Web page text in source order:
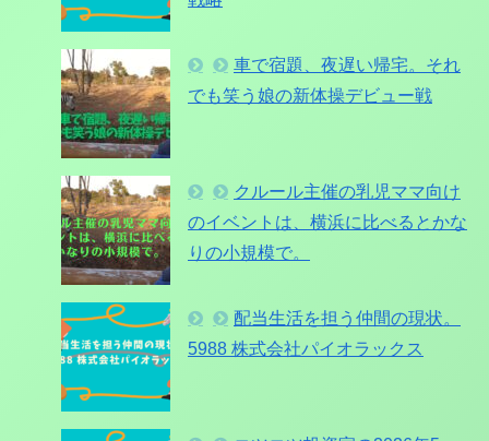
車で宿題、夜遅い帰宅。それ
でも笑う娘の新体操デビュー戦
クルール主催の乳児ママ向け
のイベントは、横浜に比べるとかな
りの小規模で。
配当生活を担う仲間の現状。
5988 株式会社パイオラックス